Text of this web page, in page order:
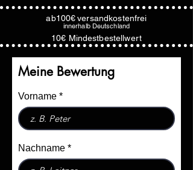
ab100€ versandkostenfrei
innerhalbDeutschland
10€ Mindestbestellwert
Meine Bewertung
Vorname
Nachname